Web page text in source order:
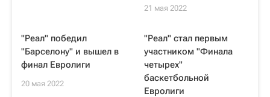
21 мая 2022
"Реал" победил
"Барселону" и вышел в
финал Евролиги
20 мая 2022
"Реал" стал первым
участником "Финала
четырех"
баскетбольной
Евролиги